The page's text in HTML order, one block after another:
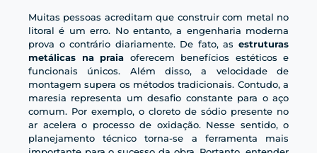
Muitas pessoas acreditam que construir com metal no
litoral é um erro. No entanto, a engenharia moderna
prova o contrário diariamente. De fato, as estruturas
metálicas na praia oferecem benefícios estéticos e
funcionais únicos. Além disso, a velocidade de
montagem supera os métodos tradicionais. Contudo, a
maresia representa um desafio constante para o aço
comum. Por exemplo, o cloreto de sódio presente no
ar acelera o processo de oxidação. Nesse sentido, o
planejamento técnico torna-se a ferramenta mais